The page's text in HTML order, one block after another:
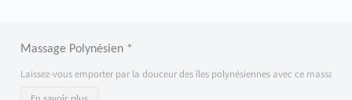
Massage Polynésien *
Laissez-vous emporter par la douceur des îles polynésiennes avec ce